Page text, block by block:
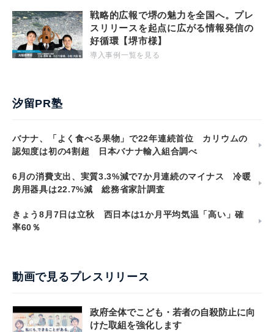
戦略的広報で堺の魅力を全国へ。プレ
スリリースを起点に広がる情報発信の
好循環【堺市様】
導入事例一覧を見る
汐留PR塾
バナナ、「よく食べる果物」で22年連続首位 カリウムの
認知度は初の4割超 日本バナナ輸入組合調べ
6月の消費支出、実質3.3%減で7か月連続のマイナス 冷暖
房用器具は22.7%減 総務省家計調査
きょう8月7日は立秋 西日本は1か月平均気温「高い」確
率60％
動画で見るプレスリリース
政府全体でこども・若者の自殺防止に向
けた取組を強化します